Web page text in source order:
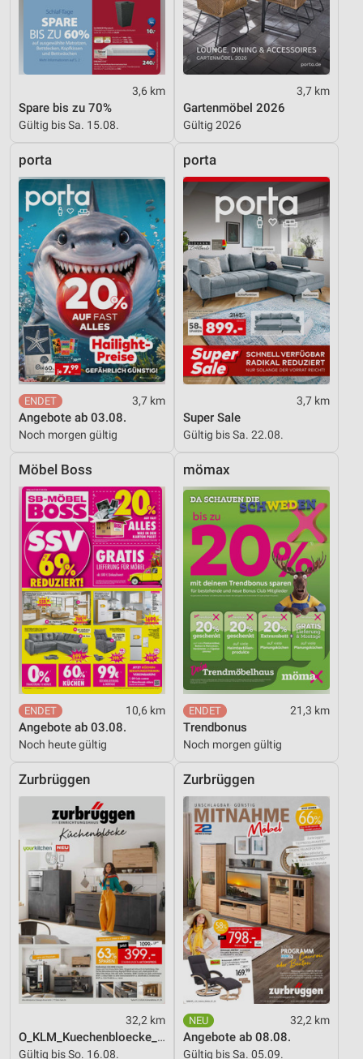
3,6 km
Spare bis zu 70%
Gültig bis Sa. 15.08.
3,7 km
Gartenmöbel 2026
Gültig 2026
porta
3,7 km
Angebote ab 03.08.
Noch morgen gültig
porta
3,7 km
Super Sale
Gültig bis Sa. 22.08.
Möbel Boss
10,6 km
Angebote ab 03.08.
Noch heute gültig
mömax
21,3 km
Trendbonus
Noch morgen gültig
Zurbrüggen
32,2 km
O_KLM_Kuechenbloecke_01_26_ES
Gültig bis So. 16.08.
Zurbrüggen
32,2 km
Angebote ab 08.08.
Gültig bis Sa. 05.09.